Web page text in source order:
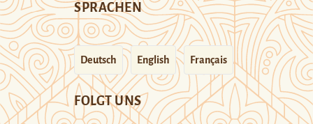
SPRACHEN
Deutsch English Français
FOLGT UNS